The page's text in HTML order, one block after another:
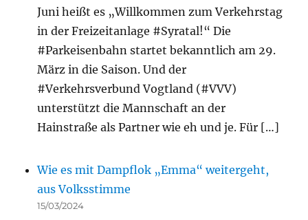
Juni heißt es „Willkommen zum Verkehrstag
in der Freizeitanlage #Syratal!“ Die
#Parkeisenbahn startet bekanntlich am 29.
März in die Saison. Und der
#Verkehrsverbund Vogtland (#VVV)
unterstützt die Mannschaft an der
Hainstraße als Partner wie eh und je. Für […]
Wie es mit Dampflok „Emma“ weitergeht,
aus Volksstimme
15/03/2024